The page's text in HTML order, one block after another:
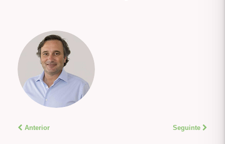
Anterior Seguinte